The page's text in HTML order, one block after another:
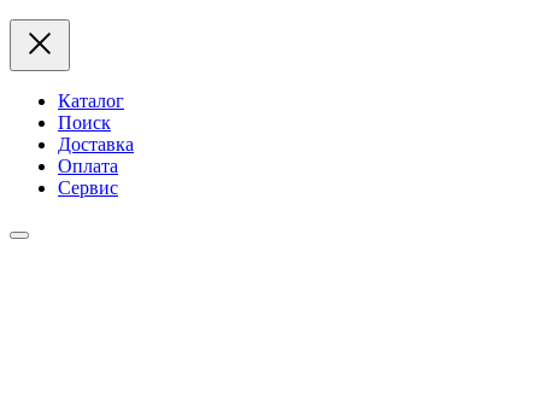
Каталог
Поиск
Доставка
Оплата
Сервис